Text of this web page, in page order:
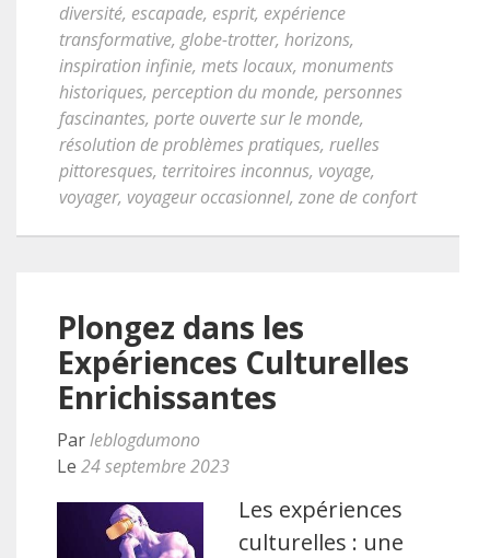
diversité, escapade, esprit, expérience
transformative, globe-trotter, horizons,
inspiration infinie, mets locaux, monuments
historiques, perception du monde, personnes
fascinantes, porte ouverte sur le monde,
résolution de problèmes pratiques, ruelles
pittoresques, territoires inconnus, voyage,
voyager, voyageur occasionnel, zone de confort
Plongez dans les
Expériences Culturelles
Enrichissantes
Parleblogdumono
Le 24 septembre 2023
Les expériences
culturelles : une